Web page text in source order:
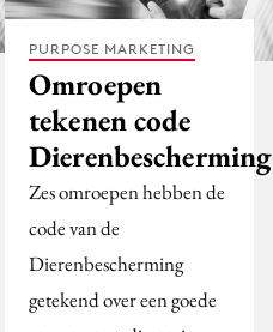
PURPOSE MARKETING
Omroepen
tekenen code
Dierenbescherming
Zes omroepen hebben de
code van de
Dierenbescherming
getekend over een goede